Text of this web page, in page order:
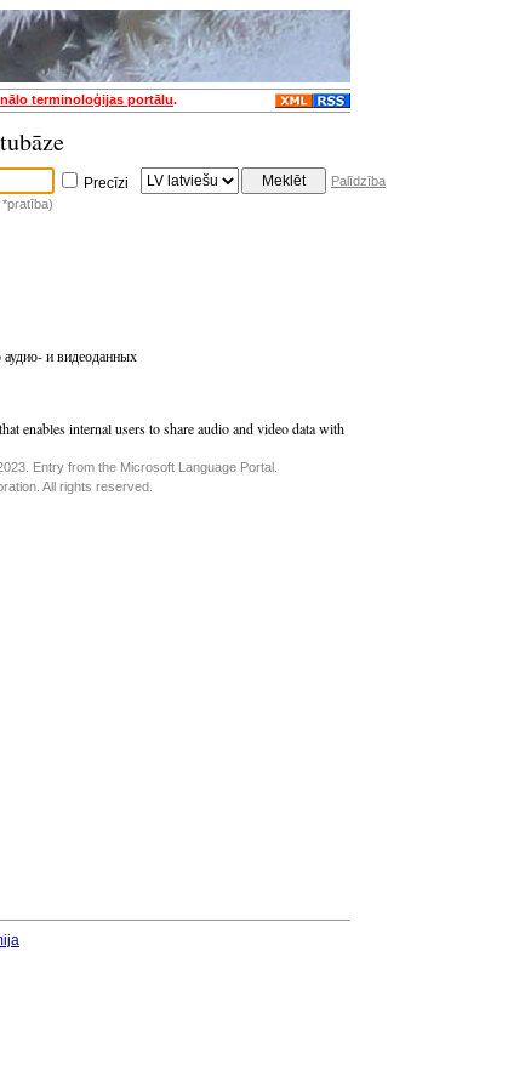
terminoloģijas portālu.
Precīzi
Palīdzība
и видеоданных
enables internal users to share audio and video data with
Entry from the Microsoft Language Portal.
All rights reserved.